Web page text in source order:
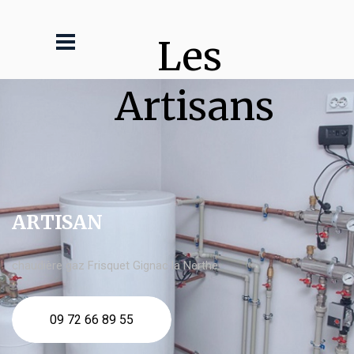
Les
Artisans
ARTISAN
chaudière gaz Frisquet Gignac la Nerthe
09 72 66 89 55